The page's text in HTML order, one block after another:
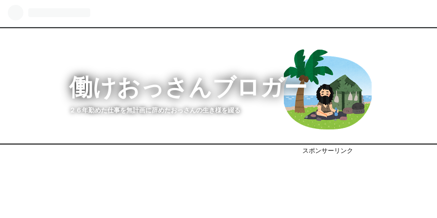
働けおっさんブロガー
２６年勤めた仕事を無計画に辞めたおっさんの生き様を綴る
スポンサーリンク